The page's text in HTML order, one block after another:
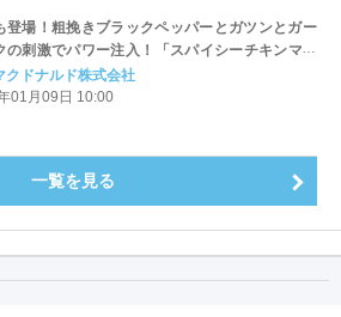
登場！粗挽きブラックペッパーとガツンとガー
の刺激でパワー注入！「スパイシーチキンマッ
ット 黒胡椒ガーリック」1月15日(水)から期間限
！
クドナルド株式会社
01月09日 10:00
一覧を見る